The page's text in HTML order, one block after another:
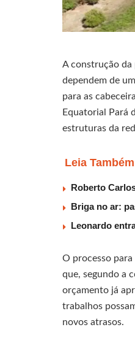
A construção da
dependem de
para as
Equatorial Pará
estruturas da
Leia Também
Roberto
Briga no ar:
Leonardo
O processo
que, segundo a
orçamento já
trabalhos
novos atrasos.